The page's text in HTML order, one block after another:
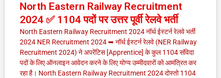
North Eastern Railway Recruitment
2024 ✅ 1104 पदों पर उत्तर पूर्वी रेलवे भर्ती
North Eastern Railway Recruitment 2024 नॉर्थ ईस्टर्न रेलवे भर्ती
2024 NER Recruitment 2024 ➥ नॉर्थ ईस्टर्न रेलवे (NER Railway
Recruitment 2024) ने अपरेंटिस [Apprentice] के कुल 1104 संविदा
पदों के लिए ऑनलाइन आवेदन करने के लिए योग्य उम्मीदवारों को आमंत्रित कर
रहा है। North Eastern Railway Recruitment 2024 दोस्तो 1104